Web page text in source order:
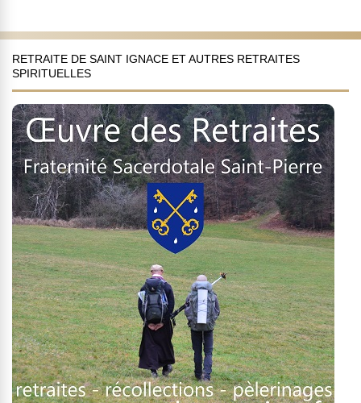
RETRAITE DE SAINT IGNACE ET AUTRES RETRAITES
SPIRITUELLES